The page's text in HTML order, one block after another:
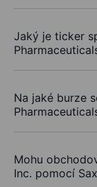
Jaký je ticker
Na jaké burze
Mohu
Inc. pomocí